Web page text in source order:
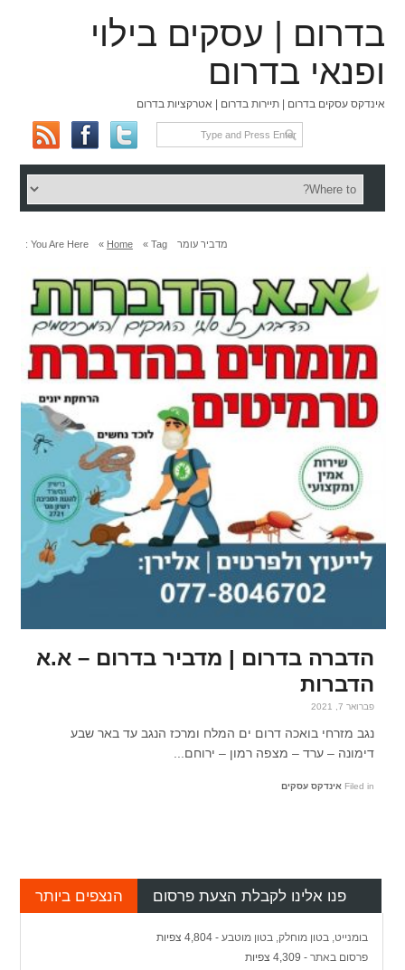
בדרום | עסקים בילוי
ופנאי בדרום
אינדקס עסקים בדרום | תיירות בדרום | אטרקציות בדרום
You Are Here : Home
» Tag » מדביר עומר
הדברה בדרום | מדביר בדרום – א.א
הדברות
פברואר 7, 2021
נגב מזרחי בואכה דרום ים המלח ומרכז הנגב עד באר שבע
דימונה – ערד – מצפה רמון – ירוחם...
Filed in אינדקס עסקים
הנצפים ביותר פנו אלינו לקבלת הצעת פרסום
בומנייט, בטון מוחלק, בטון מוטבע - 4,804 צפיות
פרסום באתר - 4,309 צפיות